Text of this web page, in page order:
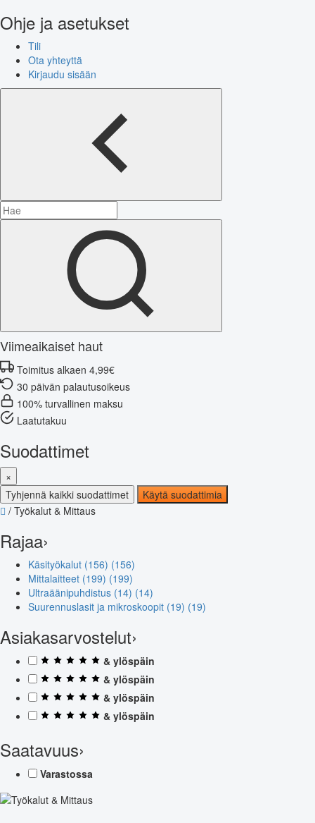
Ohje ja asetukset
Tili
Ota yhteyttä
Kirjaudu sisään
Viimeaikaiset haut
Toimitus alkaen 4,99€
30 päivän palautusoikeus
100% turvallinen maksu
Laatutakuu
Suodattimet
×
Tyhjennä kaikki suodattimet
Käytä suodattimia
/ Työkalut & Mittaus
Rajaa›
Käsityökalut (156) (156)
Mittalaitteet (199) (199)
Ultraäänipuhdistus (14) (14)
Suurennuslasit ja mikroskoopit (19) (19)
Asiakasarvostelut›
& ylöspäin
& ylöspäin
& ylöspäin
& ylöspäin
Saatavuus›
Varastossa